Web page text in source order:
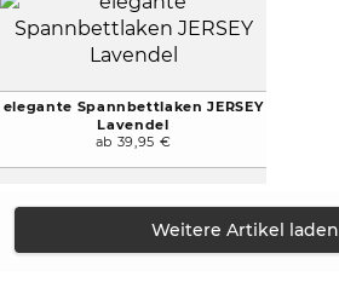
elegante Spannbettlaken JERSEY
Lavendel
ab 39,95 €
Weitere Artikel laden